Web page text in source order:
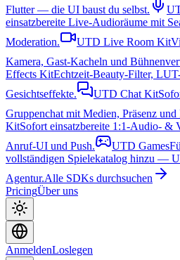
Flutter — die UI baust du selbst.
einsatzbereite Live-Audioräume mit
Moderation.
UTD Live Room Kit
Kamera, Gast-Kacheln und
Effects KitEchtzeit-Beauty-Filter,
Gesichtseffekte.
UTD Chat Kit
Gruppenchat mit Medien, Präsenz und
KitSofort einsatzbereite 1:1-Audio- &
Anruf-UI und Push.
UTD Games
vollständigen Spielekatalog hinzu —
Agentur.Alle SDKs durchsuchen
PricingÜber uns
AnmeldenLoslegen